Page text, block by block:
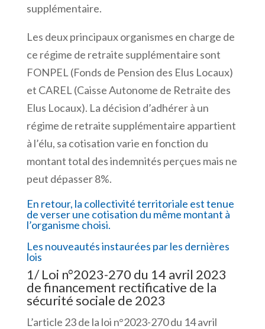
supplémentaire.
Les deux principaux organismes en charge de
ce régime de retraite supplémentaire sont
FONPEL (Fonds de Pension des Elus Locaux)
et CAREL (Caisse Autonome de Retraite des
Elus Locaux). La décision d’adhérer à un
régime de retraite supplémentaire appartient
à l’élu, sa cotisation varie en fonction du
montant total des indemnités perçues mais ne
peut dépasser 8%.
En retour, la collectivité territoriale est tenue
de verser une cotisation du même montant à
l’organisme choisi.
Les nouveautés instaurées par les dernières
lois
1/ Loi n°2023-270 du 14 avril 2023
de financement rectificative de la
sécurité sociale de 2023
L’article 23 de la loi n°2023-270 du 14 avril